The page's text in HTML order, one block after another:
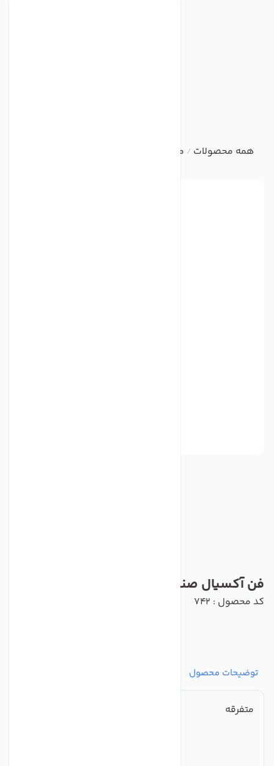
همه محصولات / متفرقه
فن آکسیال صنعتی
کد محصول : 742
توضیحات محصول
متفرقه